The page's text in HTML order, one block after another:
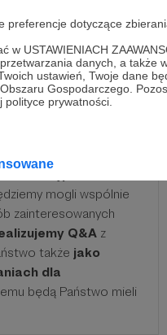
dotyczące
w USTAWIENIACH
danych, a
ustawień, Twoje dane
Gospodarczego.
prywatności.
przez 12 miesięcy,
mogli wspólnie
zainteresowanych
Q&A z
także jako
dla
będą Państwo mieli